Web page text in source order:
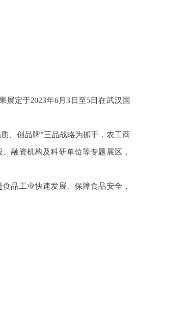
展定于2023年6月3日至5日在武汉国
、创品牌”三品战略为抓手，农工商
融资机构及科研单位等专题展区，
品工业快速发展、保障食品安全，